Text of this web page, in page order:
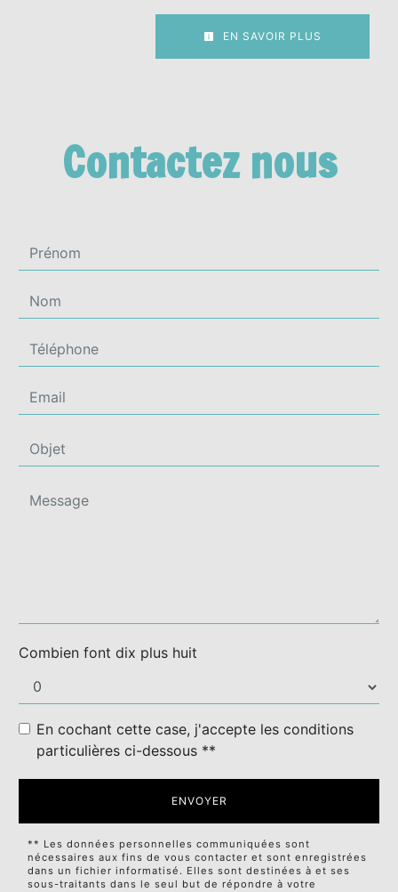
EN SAVOIR PLUS
Contactez nous
Combien font dix plus huit
En cochant cette case, j'accepte les conditions
particulières ci-dessous **
ENVOYER
** Les données personnelles communiquées sont
nécessaires aux fins de vous contacter et sont enregistrées
dans un fichier informatisé. Elles sont destinées à et ses
sous-traitants dans le seul but de répondre à votre